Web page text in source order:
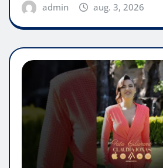
admin aug. 3, 2026